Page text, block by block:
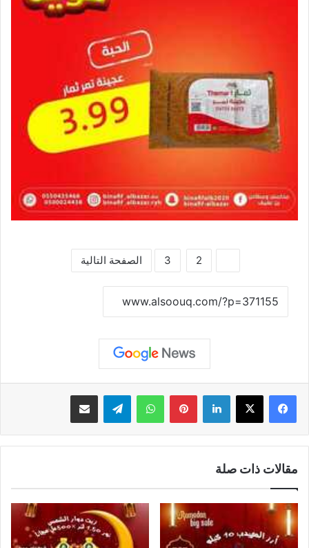
2
3 الصفحة التالية
لينكدإن بينتيريستواتساب تيلقرام مشاركة عبر البريد
مقالات ذات صلة